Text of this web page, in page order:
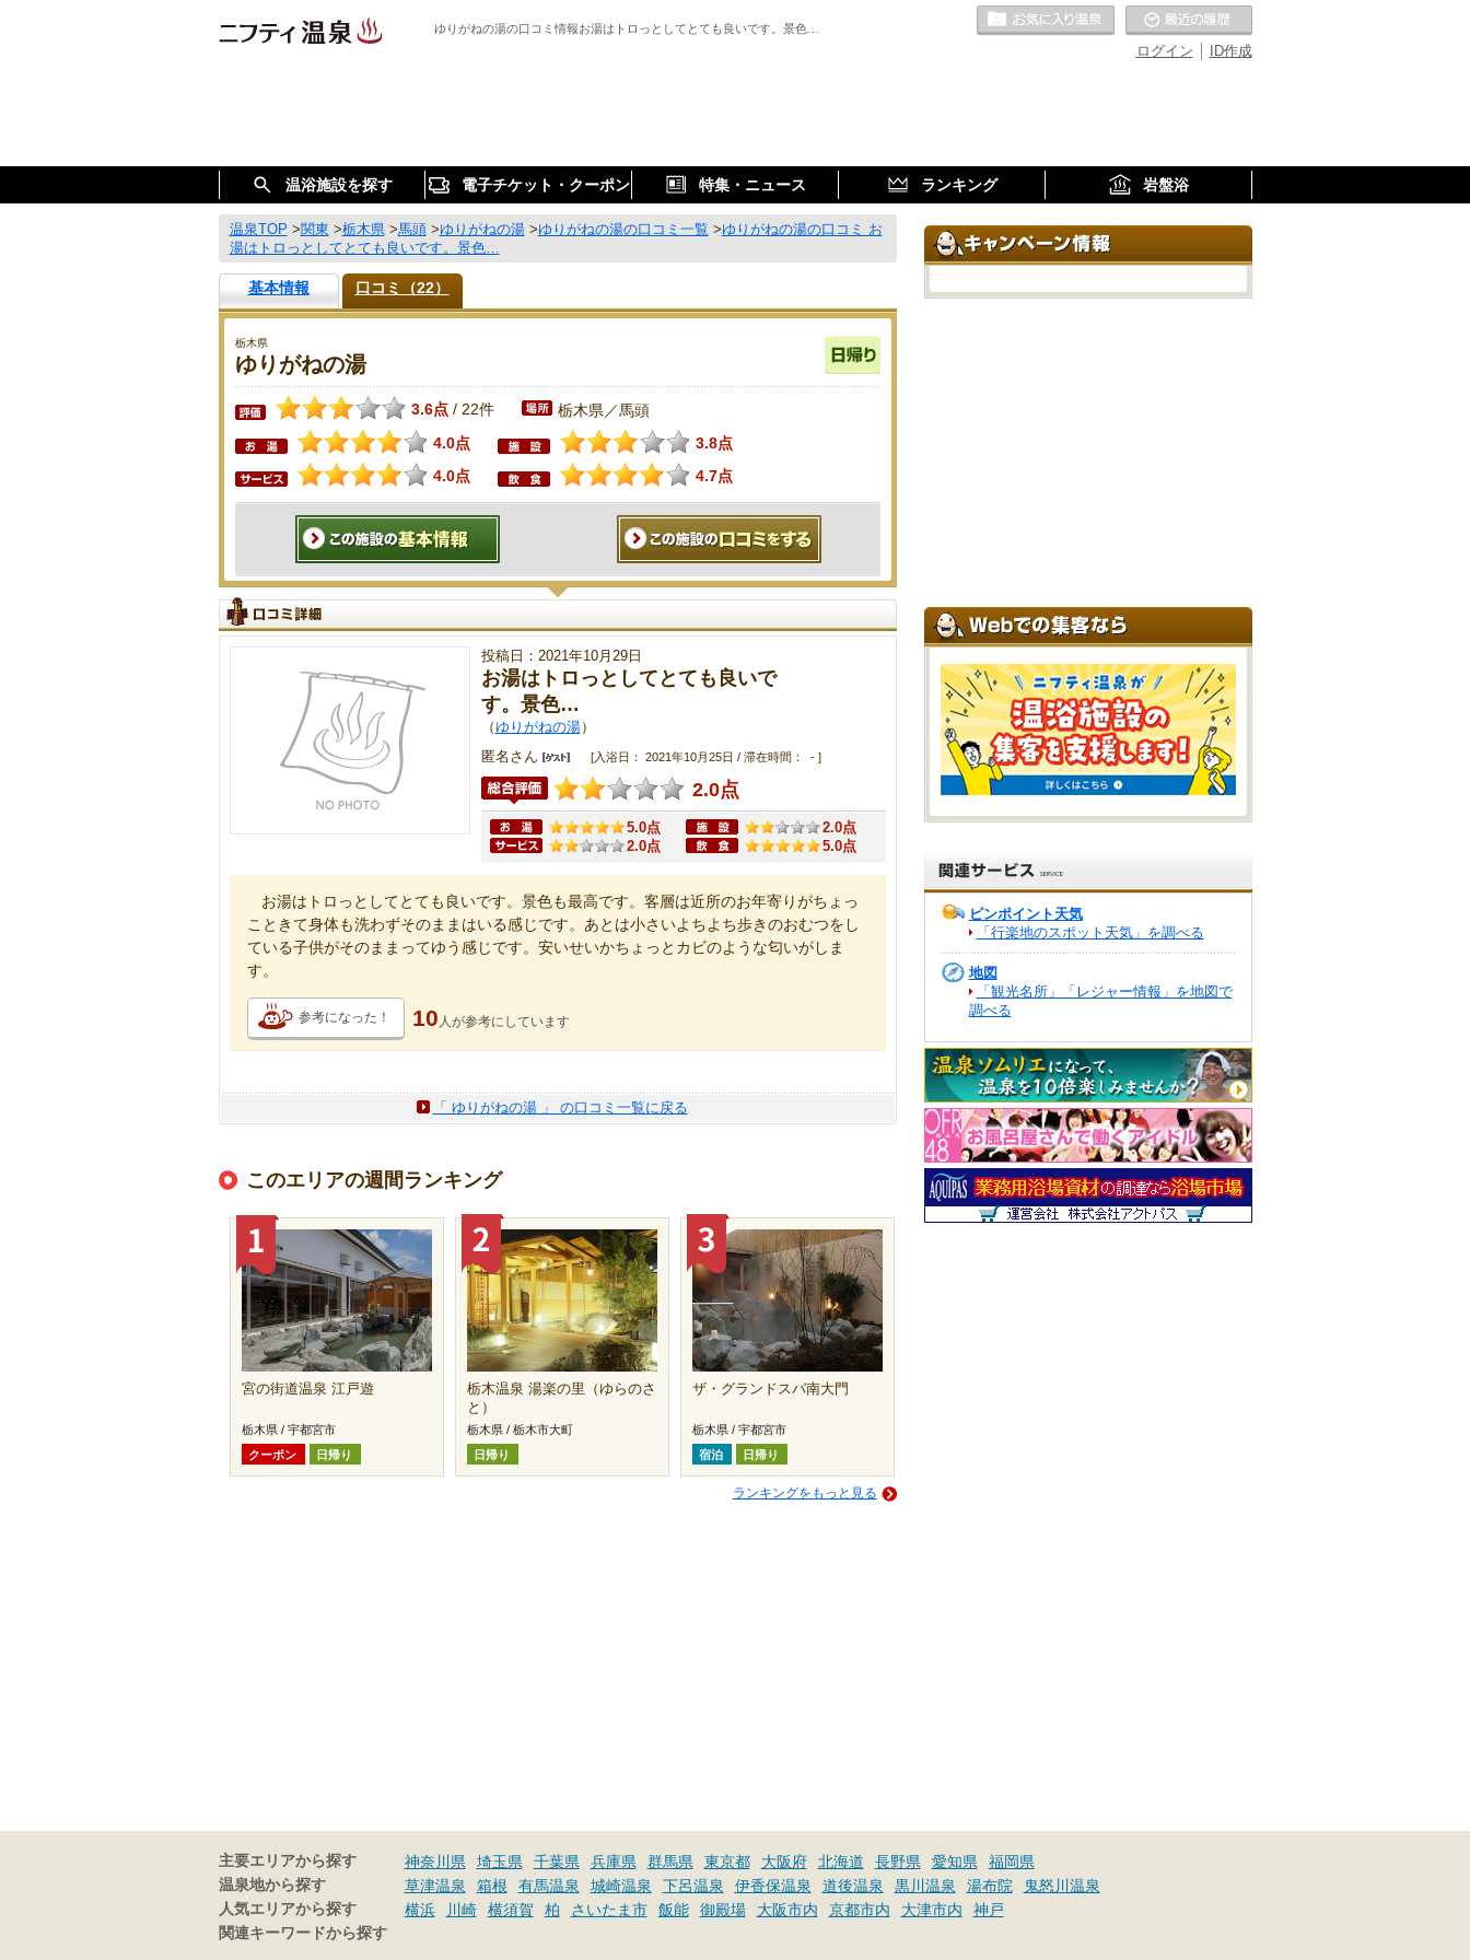
ゆりがねの湯の口コミ情報お湯はトロっとしてとても良いです。景色…
ID作成
ログイン
お気に入りの温泉
温浴施設を探す 電子チケット・クーポン 特集・ニュース ランキング 岩盤浴
温泉TOP >関東 >栃木県>馬頭>ゆりがねの湯>ゆりがねの湯の口コミ一覧 >ゆりがねの湯の口コミ お
湯はトロっとしてとても良いです。景色…
基本情報 口コミ（22）
栃木県
ゆりがねの湯
3.6点 / 22件 栃木県／馬頭
4.0点
3.8点
4.0点
4.7点
投稿日：2021年10月29日
お湯はトロっとしてとても良いで
す。景色…
（ゆりがねの湯）
匿名さん
[入浴日： 2021年10月25日 / 滞在時間： - ]
2.0点
5.0点
2.0点
2.0点
5.0点
お湯はトロっとしてとても良いです。景色も最高です。客層は近所のお年寄りがちょっ
こときて身体も洗わずそのままはいる感じです。あとは小さいよちよち歩きのおむつをし
ている子供がそのままってゆう感じです。安いせいかちょっとカビのような匂いがしま
す。
参考になった！ 10 人が参考にしています
「 ゆりがねの湯 」 の口コミ一覧に戻る
このエリアの週間ランキング
宮の街道温泉 江戸遊
栃木県 / 宇都宮市
クーポン
日帰り
栃木温泉 湯楽の里（ゆらのさ
と）
栃木県 / 栃木市大町
日帰り
ザ・グランドスパ南大門
栃木県 / 宇都宮市
宿泊
日帰り
ランキングをもっと見る
ピンポイント天気
「行楽地のスポット天気」を調べる
地図
「観光名所」「レジャー情報」を地図で
調べる
主要エリアから探す 神奈川県 埼玉県 千葉県 兵庫県 群馬県 東京都 大阪府 北海道 長野県 愛知県 福岡県
温泉地から探す 草津温泉 箱根 有馬温泉 城崎温泉 下呂温泉 伊香保温泉 道後温泉 黒川温泉 湯布院 鬼怒川温泉
人気エリアから探す 横浜 川崎 横須賀 柏 さいたま市 飯能 御殿場 大阪市内 京都市内 大津市内 神戸
関連キーワードから探す